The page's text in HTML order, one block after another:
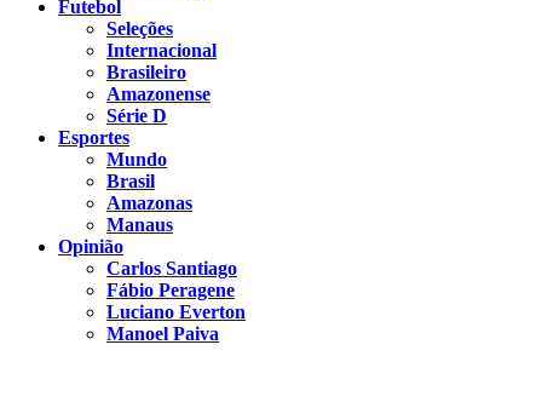
Futebol
Seleções
Internacional
Brasileiro
Amazonense
Série D
Esportes
Mundo
Brasil
Amazonas
Manaus
Opinião
Carlos Santiago
Fábio Peragene
Luciano Everton
Manoel Paiva